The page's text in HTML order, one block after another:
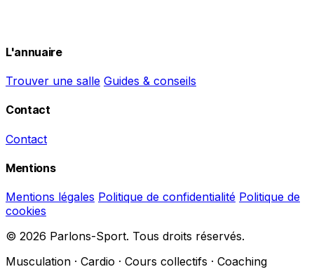
L'annuaire
Trouver une salle Guides & conseils
Contact
Contact
Mentions
Mentions légales Politique de confidentialité Politique de
cookies
© 2026 Parlons-Sport. Tous droits réservés.
Musculation · Cardio · Cours collectifs · Coaching